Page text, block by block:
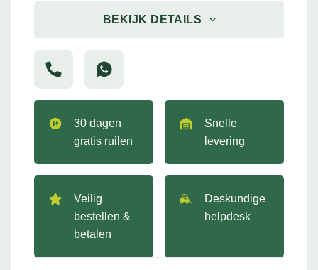
BEKIJK DETAILS
30 dagen
gratis ruilen
Snelle
levering
Veilig
bestellen &
betalen
Deskundige
helpdesk